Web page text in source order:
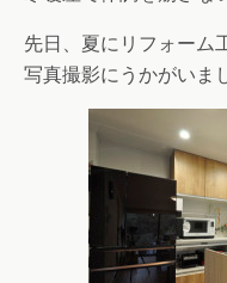
先日、夏にリフォーム
写真撮影にうかがいま